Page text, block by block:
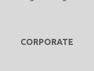
CORPORATE